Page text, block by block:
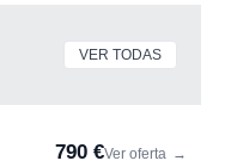
VER TODAS
790 €Ver oferta →